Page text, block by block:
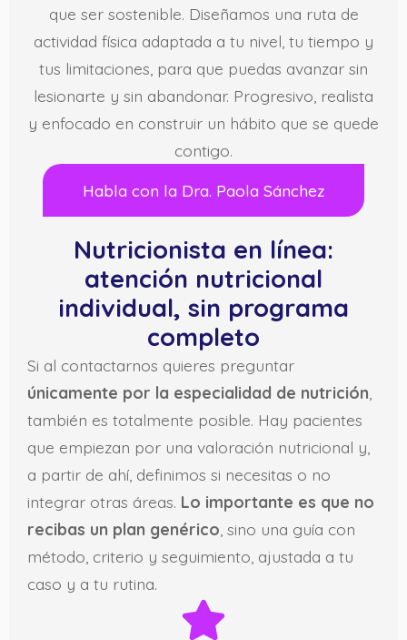
que ser sostenible. Diseñamos una ruta de
actividad física adaptada a tu nivel, tu tiempo y
tus limitaciones, para que puedas avanzar sin
lesionarte y sin abandonar. Progresivo, realista
y enfocado en construir un hábito que se quede
contigo.
Habla con la Dra. Paola Sánchez
Nutricionista en línea:
atención nutricional
individual, sin programa
completo
Si al contactarnos quieres preguntar
únicamente por la especialidad de nutrición
también es totalmente posible. Hay pacientes
que empiezan por una valoración nutricional y,
a partir de ahí, definimos si necesitas o no
integrar otras áreas. Lo importante es que no
recibas un plan genérico , sino una guía con
método, criterio y seguimiento, ajustada a tu
caso y a tu rutina.